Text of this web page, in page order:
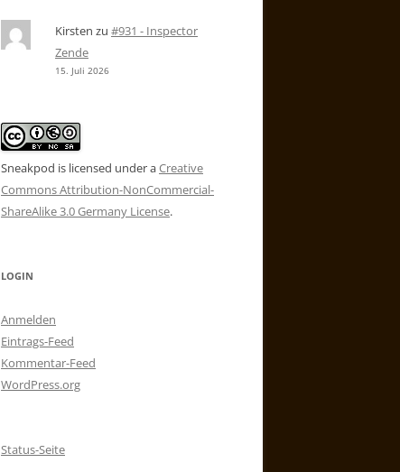
Kirsten zu #931 - Inspector
Zende
15. Juli 2026
Sneakpod is licensed under aCreative
Commons Attribution-NonCommercial-
ShareAlike 3.0 Germany License.
LOGIN
Anmelden
Eintrags-Feed
Kommentar-Feed
WordPress.org
Status-Seite